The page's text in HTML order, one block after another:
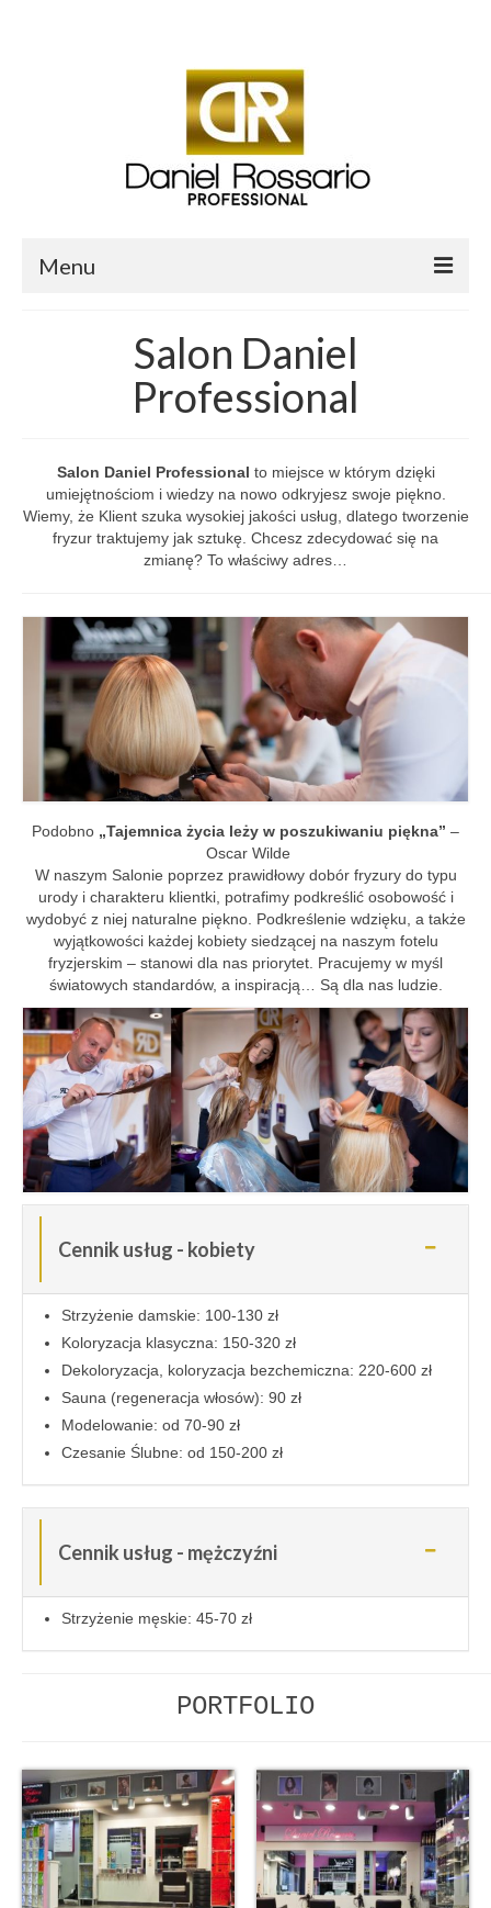
Menu
Sklep Daniel Rossario
Aktualności i Blog
Szkolenia
Kontakt
Salon Daniel
Professional
Salon Daniel Professional to miejsce w którym dzięki
umiejętnościom i wiedzy na nowo odkryjesz swoje piękno.
Wiemy, że Klient szuka wysokiej jakości usług, dlatego tworzenie
fryzur traktujemy jak sztukę. Chcesz zdecydować się na
zmianę? To właściwy adres…
Podobno „Tajemnica życia leży w poszukiwaniu piękna” –
Oscar Wilde
W naszym Salonie poprzez prawidłowy dobór fryzury do typu
urody i charakteru klientki, potrafimy podkreślić osobowość i
wydobyć z niej naturalne piękno. Podkreślenie wdzięku, a także
wyjątkowości każdej kobiety siedzącej na naszym fotelu
fryzjerskim – stanowi dla nas priorytet. Pracujemy w myśl
światowych standardów, a inspiracją… Są dla nas ludzie.
Cennik usług - kobiety
Strzyżenie damskie: 100-130 zł
Koloryzacja klasyczna: 150-320 zł
Dekoloryzacja, koloryzacja bezchemiczna: 220-600 zł
Sauna (regeneracja włosów): 90 zł
Modelowanie: od 70-90 zł
Czesanie Ślubne: od 150-200 zł
Cennik usług - mężczyźni
Strzyżenie męskie: 45-70 zł
PORTFOLIO